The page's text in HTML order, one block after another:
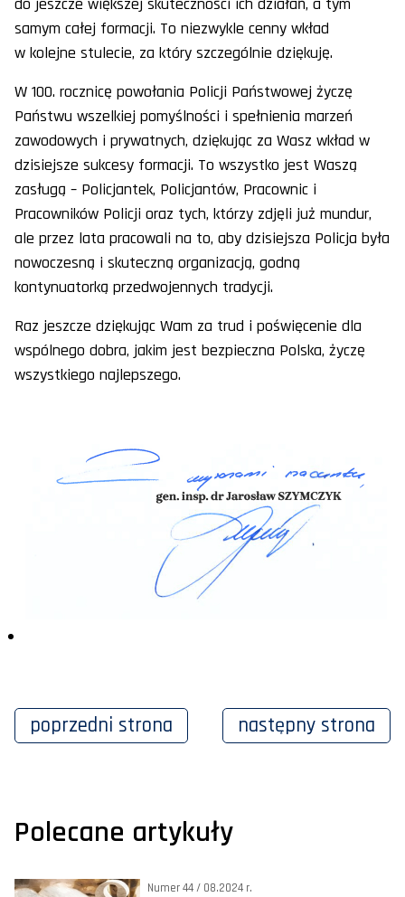
do jeszcze większej skuteczności ich działań, a tym
samym całej formacji. To niezwykle cenny wkład
w kolejne stulecie, za który szczególnie dziękuję.
W 100. rocznicę powołania Policji Państwowej życzę
Państwu wszelkiej pomyślności i spełnienia marzeń
zawodowych i prywatnych, dziękując za Wasz wkład w
dzisiejsze sukcesy formacji. To wszystko jest Waszą
zasługą – Policjantek, Policjantów, Pracownic i
Pracowników Policji oraz tych, którzy zdjęli już mundur,
ale przez lata pracowali na to, aby dzisiejsza Policja była
nowoczesną i skuteczną organizacją, godną
kontynuatorką przedwojennych tradycji.
Raz jeszcze dziękując Wam za trud i poświęcenie dla
wspólnego dobra, jakim jest bezpieczna Polska, życzę
wszystkiego najlepszego.
poprzedni strona następny strona
Polecane artykuły
Numer 44 / 08.2024 r.